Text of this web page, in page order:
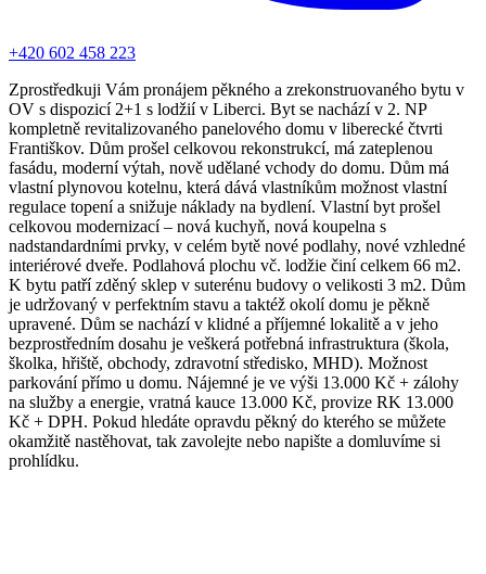
+420 602 458 223
Zprostředkuji Vám pronájem pěkného a zrekonstruovaného bytu v
OV s dispozicí 2+1 s lodžií v Liberci. Byt se nachází v 2. NP
kompletně revitalizovaného panelového domu v liberecké čtvrti
Františkov. Dům prošel celkovou rekonstrukcí, má zateplenou
fasádu, moderní výtah, nově udělané vchody do domu. Dům má
vlastní plynovou kotelnu, která dává vlastníkům možnost vlastní
regulace topení a snižuje náklady na bydlení. Vlastní byt prošel
celkovou modernizací – nová kuchyň, nová koupelna s
nadstandardními prvky, v celém bytě nové podlahy, nové vzhledné
interiérové dveře. Podlahová plochu vč. lodžie činí celkem 66 m2.
K bytu patří zděný sklep v suterénu budovy o velikosti 3 m2. Dům
je udržovaný v perfektním stavu a taktéž okolí domu je pěkně
upravené. Dům se nachází v klidné a příjemné lokalitě a v jeho
bezprostředním dosahu je veškerá potřebná infrastruktura (škola,
školka, hřiště, obchody, zdravotní středisko, MHD). Možnost
parkování přímo u domu. Nájemné je ve výši 13.000 Kč + zálohy
na služby a energie, vratná kauce 13.000 Kč, provize RK 13.000
Kč + DPH. Pokud hledáte opravdu pěkný do kterého se můžete
okamžitě nastěhovat, tak zavolejte nebo napište a domluvíme si
prohlídku.